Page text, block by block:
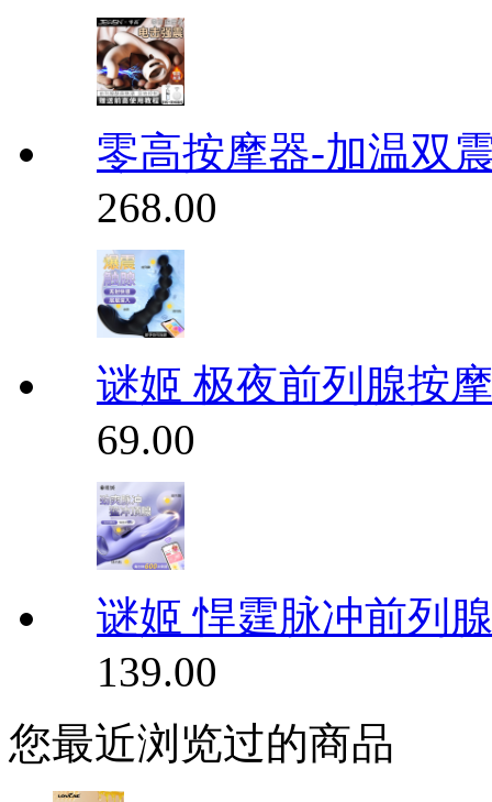
零高按摩器-加温双
268.00
谜姬 极夜前列腺按
69.00
谜姬 悍霆脉冲前列
139.00
您最近浏览过的商品